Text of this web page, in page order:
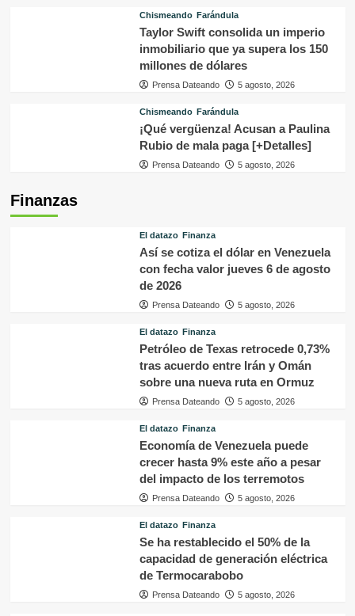
Chismeando Farándula
Taylor Swift consolida un imperio
inmobiliario que ya supera los 150
millones de dólares
Prensa Dateando 5 agosto, 2026
Chismeando Farándula
¡Qué vergüenza! Acusan a Paulina
Rubio de mala paga [+Detalles]
Prensa Dateando 5 agosto, 2026
Finanzas
El datazo Finanza
Así se cotiza el dólar en Venezuela
con fecha valor jueves 6 de agosto
de 2026
Prensa Dateando 5 agosto, 2026
El datazo Finanza
Petróleo de Texas retrocede 0,73%
tras acuerdo entre Irán y Omán
sobre una nueva ruta en Ormuz
Prensa Dateando 5 agosto, 2026
El datazo Finanza
Economía de Venezuela puede
crecer hasta 9% este año a pesar
del impacto de los terremotos
Prensa Dateando 5 agosto, 2026
El datazo Finanza
Se ha restablecido el 50% de la
capacidad de generación eléctrica
de Termocarabobo
Prensa Dateando 5 agosto, 2026